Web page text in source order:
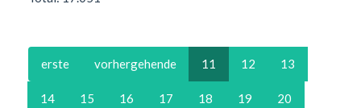
erste vorhergehende 11 12 13
14 15 16 17 18 19 20